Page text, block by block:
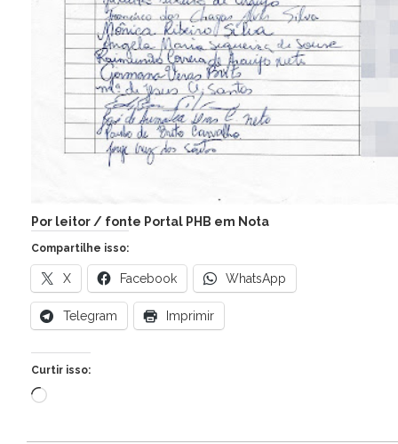
Por leitor / fonte Portal PHB em Nota
Compartilhe isso:
X Facebook WhatsApp
Telegram Imprimir
Curtir isso:
Carregando...